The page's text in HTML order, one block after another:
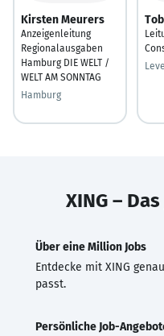
Kirsten Meurers
Anzeigenleitung
Regionalausgaben
Hamburg DIE WELT /
WELT AM SONNTAG
Hamburg
XING –
Über eine Million Jobs
Entdecke mit XING
passt.
Persönliche Job-